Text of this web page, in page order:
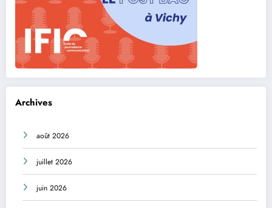
Archives
août 2026
juillet 2026
juin 2026